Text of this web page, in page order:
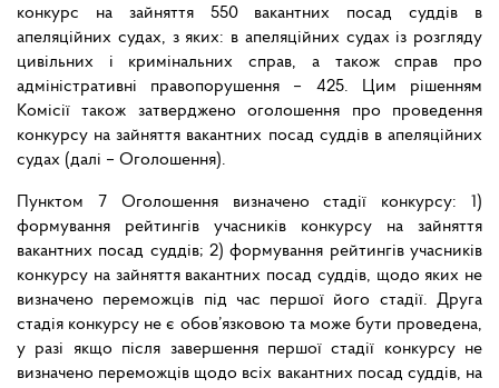
конкурс на зайняття 550 вакантних посад суддів в
апеляційних судах, з яких: в апеляційних судах із розгляду
цивільних і кримінальних справ, а також справ про
адміністративні правопорушення – 425. Цим рішенням
Комісії також затверджено оголошення про проведення
конкурсу на зайняття вакантних посад суддів в апеляційних
судах (далі – Оголошення).
Пунктом 7 Оголошення визначено стадії конкурсу: 1)
формування рейтингів учасників конкурсу на зайняття
вакантних посад суддів; 2) формування рейтингів учасників
конкурсу на зайняття вакантних посад суддів, щодо яких не
визначено переможців під час першої його стадії. Друга
стадія конкурсу не є обов’язковою та може бути проведена,
у разі якщо після завершення першої стадії конкурсу не
визначено переможців щодо всіх вакантних посад суддів, на